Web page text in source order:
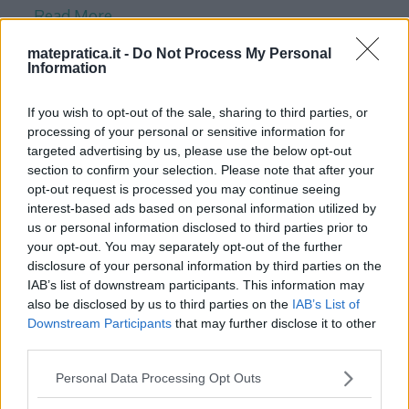
matepratica.it - Do Not Process My Personal
Information
If you wish to opt-out of the sale, sharing to third parties, or
processing of your personal or sensitive information for
targeted advertising by us, please use the below opt-out
section to confirm your selection. Please note that after your
opt-out request is processed you may continue seeing
interest-based ads based on personal information utilized by
us or personal information disclosed to third parties prior to
your opt-out. You may separately opt-out of the further
disclosure of your personal information by third parties on the
IAB’s list of downstream participants. This information may
also be disclosed by us to third parties on the IAB’s List of
Downstream Participants that may further disclose it to other
Please note that this website/app uses one or more Google
Personal Data Processing Opt Outs
Read More…
Maturità 2015 Liceo scientifico
Testo Determinare l’espressione analitica della
funzione \(y=f(x) \) sapendo che la retta \(
y=-2x+5 \) è tangente al grafico di f nel secondo
quadrante e che \( f^{‘}(x)=-2x^2+6 \). Soluzione
Dall’espressione della derivate prima della
funzione si può ottenere l’espressione della
funzione trovandone una primitive, cioè
(\frac{x^{3}}{3}) +